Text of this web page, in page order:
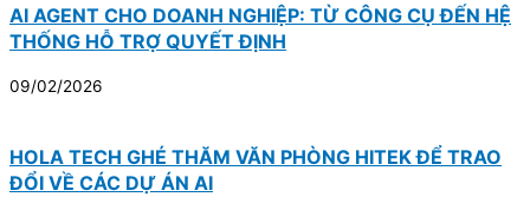
AI AGENT CHO DOANH NGHIỆP: TỪ CÔNG CỤ ĐẾN HỆ
THỐNG HỖ TRỢ QUYẾT ĐỊNH
09/02/2026
HOLA TECH GHÉ THĂM VĂN PHÒNG HITEK ĐỂ TRAO
ĐỔI VỀ CÁC DỰ ÁN AI